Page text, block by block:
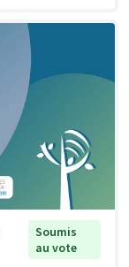
Soumis
au vote